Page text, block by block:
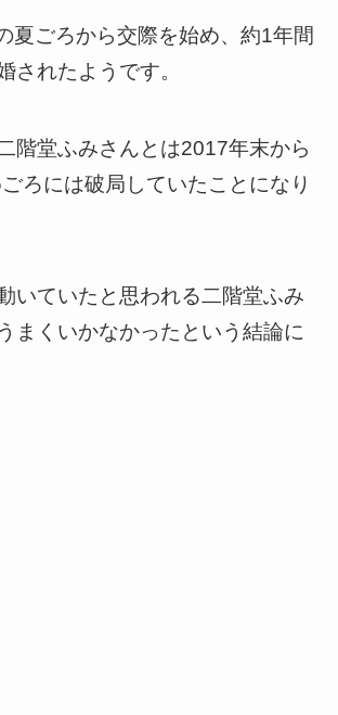
夏ごろから交際を始め、約1年間
されたようです。
階堂ふみさんとは2017年末から
ろには破局していたことになり
いていたと思われる二階堂ふみ
まくいかなかったという結論に